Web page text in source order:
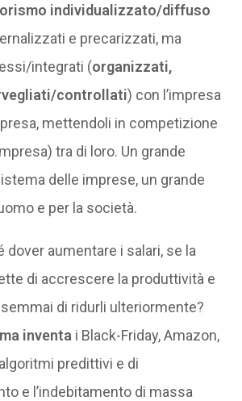
individualizzato/diffuso
e precarizzati, ma
integrati (organizzati,
controllati) con l’impresa
mettendoli in competizione
tra di loro. Un grande
delle imprese, un grande
e per la società.
dover aumentare i salari, se la
di accrescere la produttività e
di ridurli ulteriormente?
inventa i Black-Friday, Amazon,
predittivi e di
e l’indebitamento di massa